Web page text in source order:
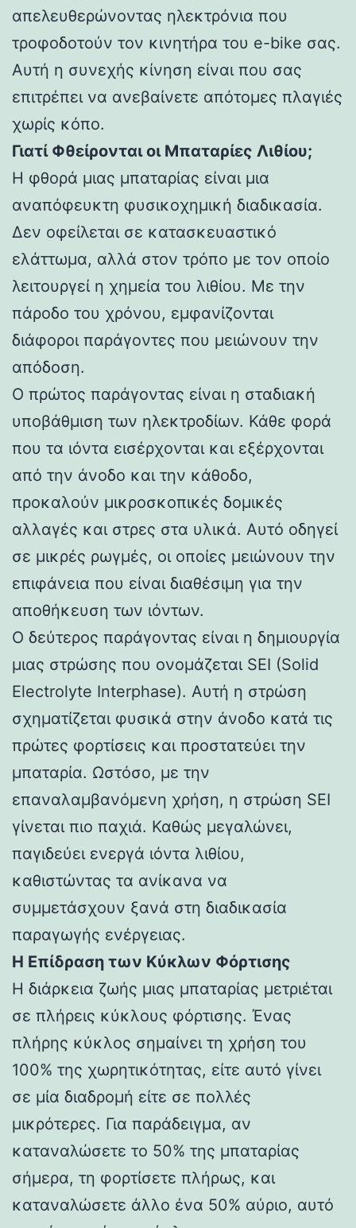
απελευθερώνοντας ηλεκτρόνια που
τροφοδοτούν τον κινητήρα του e-bike σας.
Αυτή η συνεχής κίνηση είναι που σας
επιτρέπει να ανεβαίνετε απότομες πλαγιές
χωρίς κόπο.
Γιατί Φθείρονται οι Μπαταρίες Λιθίου;
Η φθορά μιας μπαταρίας είναι μια
αναπόφευκτη φυσικοχημική διαδικασία.
Δεν οφείλεται σε κατασκευαστικό
ελάττωμα, αλλά στον τρόπο με τον οποίο
λειτουργεί η χημεία του λιθίου. Με την
πάροδο του χρόνου, εμφανίζονται
διάφοροι παράγοντες που μειώνουν την
απόδοση.
Ο πρώτος παράγοντας είναι η σταδιακή
υποβάθμιση των ηλεκτροδίων. Κάθε φορά
που τα ιόντα εισέρχονται και εξέρχονται
από την άνοδο και την κάθοδο,
προκαλούν μικροσκοπικές δομικές
αλλαγές και στρες στα υλικά. Αυτό οδηγεί
σε μικρές ρωγμές, οι οποίες μειώνουν την
επιφάνεια που είναι διαθέσιμη για την
αποθήκευση των ιόντων.
Ο δεύτερος παράγοντας είναι η δημιουργία
μιας στρώσης που ονομάζεται SEI (Solid
Electrolyte Interphase). Αυτή η στρώση
σχηματίζεται φυσικά στην άνοδο κατά τις
πρώτες φορτίσεις και προστατεύει την
μπαταρία. Ωστόσο, με την
επαναλαμβανόμενη χρήση, η στρώση SEI
γίνεται πιο παχιά. Καθώς μεγαλώνει,
παγιδεύει ενεργά ιόντα λιθίου,
καθιστώντας τα ανίκανα να
συμμετάσχουν ξανά στη διαδικασία
παραγωγής ενέργειας.
Η Επίδραση των Κύκλων Φόρτισης
Η διάρκεια ζωής μιας μπαταρίας μετριέται
σε πλήρεις κύκλους φόρτισης. Ένας
πλήρης κύκλος σημαίνει τη χρήση του
100% της χωρητικότητας, είτε αυτό γίνει
σε μία διαδρομή είτε σε πολλές
μικρότερες. Για παράδειγμα, αν
καταναλώσετε το 50% της μπαταρίας
σήμερα, τη φορτίσετε πλήρως, και
καταναλώσετε άλλο ένα 50% αύριο, αυτό